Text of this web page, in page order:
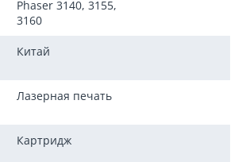
Phaser 3140, 3155,
3160
Китай
Лазерная печать
Картридж